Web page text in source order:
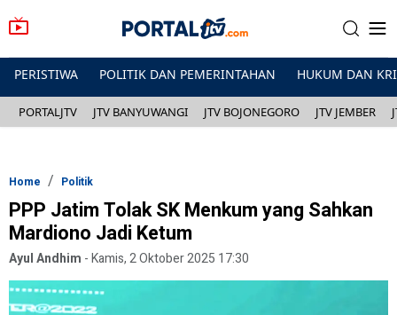
PERISTIWA POLITIK DAN PEMERINTAHAN HUKUM DAN
PORTALJTV JTV BANYUWANGI JTV BOJONEGORO JTV JEMBER
Home Politik
PPP Jatim Tolak SK Menkum yang Sahkan
Mardiono Jadi Ketum
Ayul Andhim -Kamis, 2 Oktober 2025 17:30